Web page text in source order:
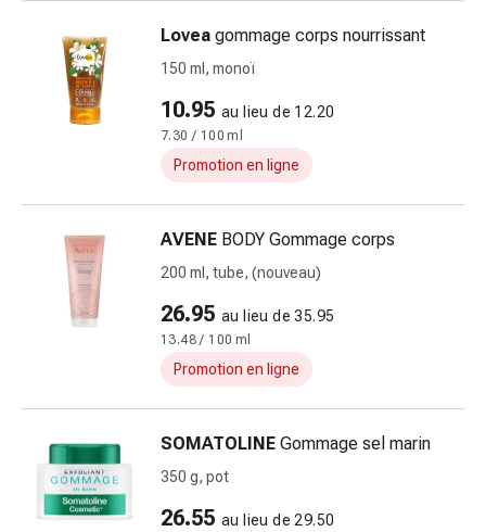
accessoires
filets
tubulaires
Matériel
pansement
Brûlures
coups
soleil
rechange
Pansements
Pommades
désinfection
Lovea gommage corps nourrissant
150 ml, monoï
10.95 au lieu de 12.20
7.30 / 100 ml
Promotion en ligne
AVENE BODY Gommage corps
200 ml, tube, (nouveau)
26.95 au lieu de 35.95
13.48 / 100 ml
Promotion en ligne
SOMATOLINE Gommage sel marin
350 g, pot
26.55 au lieu de 29.50